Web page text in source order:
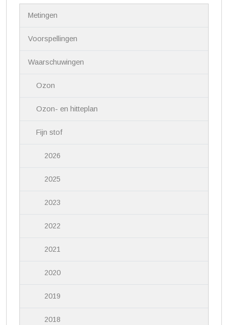
Metingen
Voorspellingen
Waarschuwingen
Ozon
Ozon- en hitteplan
Fijn stof
2026
2025
2023
2022
2021
2020
2019
2018